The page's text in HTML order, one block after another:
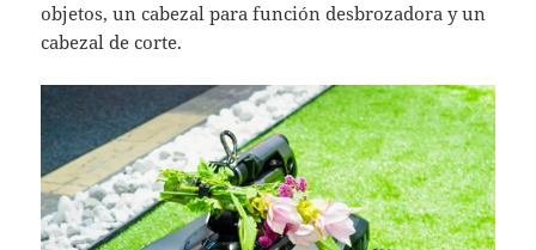
objetos, un cabezal para función desbrozadora y un
cabezal de corte.